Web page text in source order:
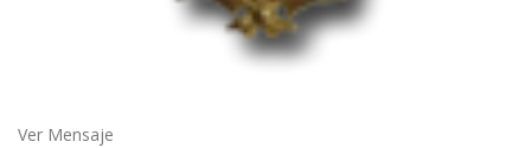
Ver Mensaje